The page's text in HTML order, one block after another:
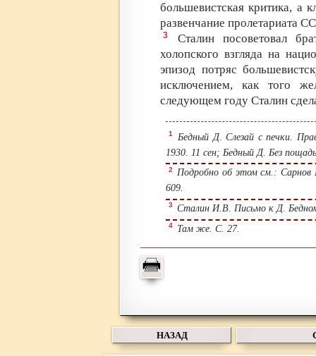
большевистская критика, а
развенчание пролетариата
3
Сталин посоветовал
холопского взгляда на
эпизод потряс
исключением, как того
следующем году Сталин
1
Бедный Д. Слезай с печки.
1930. 11 сен; Бедный Д. Без
2
Подробно об этом см.:
609.
3 Сталин И.В. Письмо к Д.
4 Там же. С. 27.
НАЗАД